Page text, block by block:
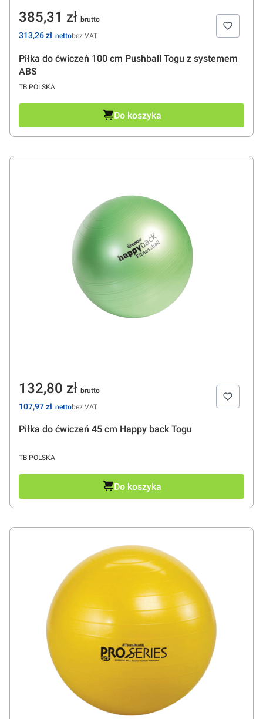
Piłka do ćwiczeń 100 cm Pushball Togu z systemem
ABS
PRODUCENT
TB POLSKA
Cena
385,31 zł
Cena
313,26 zł bez VAT
Do koszyka
Piłka do ćwiczeń 45 cm Happy back Togu
PRODUCENT
TB POLSKA
Cena
132,80 zł
Cena
107,97 zł bez VAT
Do koszyka